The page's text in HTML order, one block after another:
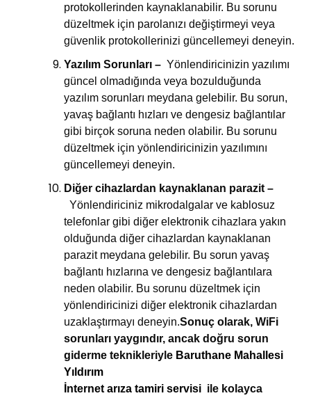
protokollerinden kaynaklanabilir. Bu sorunu
düzeltmek için parolanızı değiştirmeyi veya
güvenlik protokollerinizi güncellemeyi deneyin.
Yazılım Sorunları – Yönlendiricinizin yazılımı
güncel olmadığında veya bozulduğunda
yazılım sorunları meydana gelebilir. Bu sorun,
yavaş bağlantı hızları ve dengesiz bağlantılar
gibi birçok soruna neden olabilir. Bu sorunu
düzeltmek için yönlendiricinizin yazılımını
güncellemeyi deneyin.
Diğer cihazlardan kaynaklanan parazit –
Yönlendiriciniz mikrodalgalar ve kablosuz
telefonlar gibi diğer elektronik cihazlara yakın
olduğunda diğer cihazlardan kaynaklanan
parazit meydana gelebilir. Bu sorun yavaş
bağlantı hızlarına ve dengesiz bağlantılara
neden olabilir. Bu sorunu düzeltmek için
yönlendiricinizi diğer elektronik cihazlardan
uzaklaştırmayı deneyin.Sonuç olarak, WiFi
sorunları yaygındır, ancak doğru sorun
giderme teknikleriyle Baruthane Mahallesi
Yıldırım
İnternet arıza tamiri servisi ile kolayca